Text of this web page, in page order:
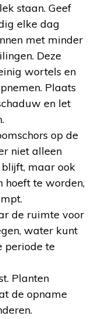
staan. Geef
elke dag
met minder
Deze
wortels en
Plaats
en let
op de
niet alleen
maar ook
hoeft te worden,
de ruimte voor
water kunt
periode te
Planten
de opname